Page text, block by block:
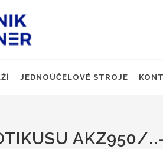
JEDNOÚČELOVÉ STROJE
AKZ950/